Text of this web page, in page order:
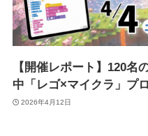
【開催レポート】120名
中「レゴ×マイクラ」プ
2026年4月12日